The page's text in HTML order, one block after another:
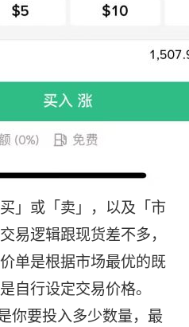
」或「卖」，以及「市
易逻辑跟现货差不多，
单是根据市场最优的既
自行设定交易价格。
你要投入多少数量，最